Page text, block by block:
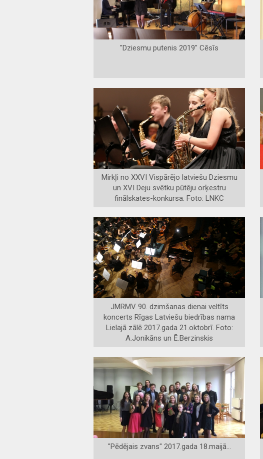
"Dziesmu putenis 2019" Cēsīs
Mirkļi no XXVI Vispārējo latviešu Dziesmu
un XVI Deju svētku pūtēju orķestru
finālskates-konkursa. Foto: LNKC
JMRMV 90. dzimšanas dienai veltīts
koncerts Rīgas Latviešu biedrības nama
Lielajā zālē 2017.gada 21.oktobrī. Foto:
A.Jonikāns un Ē.Berzinskis
"Pēdējais zvans" 2017.gada 18.maijā...